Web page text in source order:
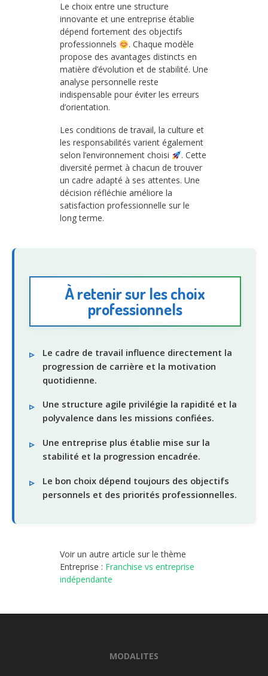
Le choix entre une structure
innovante et une entreprise établie
dépend fortement des objectifs
professionnels
. Chaque modèle
propose des avantages distincts en
matière d’évolution et de stabilité. Une
analyse personnelle reste
indispensable pour éviter les erreurs
d’orientation.
Les conditions de travail, la culture et
les responsabilités varient également
selon l’environnement choisi
. Cette
diversité permet à chacun de trouver
un cadre adapté à ses attentes. Une
décision réfléchie améliore la
satisfaction professionnelle sur le
long terme.
À retenir sur les choix
professionnels
Le cadre de travail influence directement la
progression de carrière et la motivation
quotidienne.
Une structure agile privilégie la rapidité et la
polyvalence dans les missions confiées.
Une entreprise plus établie mise sur la
stabilité et la progression encadrée.
Le bon choix dépend toujours des objectifs
personnels et des priorités professionnelles.
Voir un autre article sur le thème
Entreprise : Franchise vs entreprise
indépendante
MODALITES